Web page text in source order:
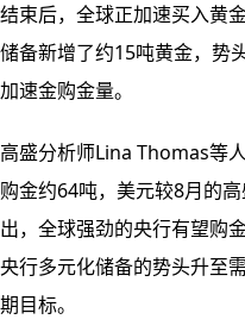
结束后，全球正加速买入黄
储备新增了约15吨黄金，势
加速金购金量。
高盛分析师Lina Thomas等
购金约64吨，美元较8月的
出，全球强劲的央行有望购
央行多元化储备的势头升至
期目标。